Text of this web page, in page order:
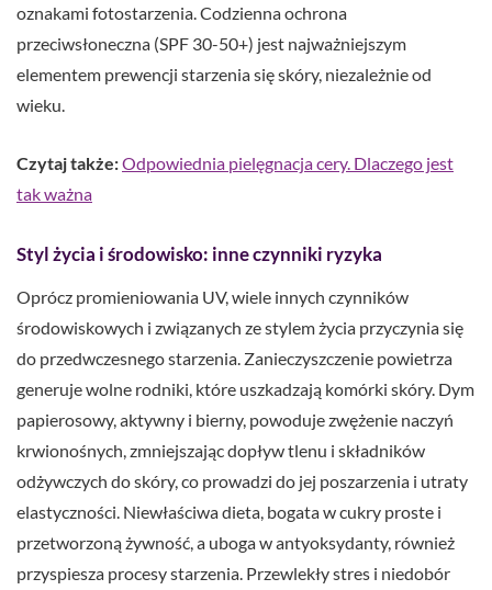
oznakami fotostarzenia. Codzienna ochrona
przeciwsłoneczna (SPF 30-50+) jest najważniejszym
elementem prewencji starzenia się skóry, niezależnie od
wieku.
Czytaj także:Odpowiednia pielęgnacja cery. Dlaczego jest
tak ważna
Styl życia i środowisko: inne czynniki ryzyka
Oprócz promieniowania UV, wiele innych czynników
środowiskowych i związanych ze stylem życia przyczynia się
do przedwczesnego starzenia. Zanieczyszczenie powietrza
generuje wolne rodniki, które uszkadzają komórki skóry. Dym
papierosowy, aktywny i bierny, powoduje zwężenie naczyń
krwionośnych, zmniejszając dopływ tlenu i składników
odżywczych do skóry, co prowadzi do jej poszarzenia i utraty
elastyczności. Niewłaściwa dieta, bogata w cukry proste i
przetworzoną żywność, a uboga w antyoksydanty, również
przyspiesza procesy starzenia. Przewlekły stres i niedobór